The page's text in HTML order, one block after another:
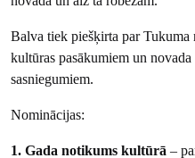
Balva tiek piešķirta par Tukuma
kultūras pasākumiem un
sasniegumiem.
Nominācijas:
1. Gada notikums kultūrā –